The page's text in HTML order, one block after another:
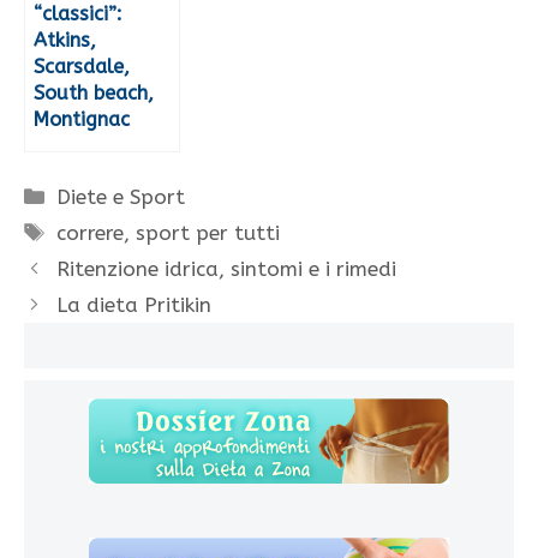
“classici”:
Atkins,
Scarsdale,
South beach,
Montignac
Categorie
Diete e Sport
Tag
correre,sport per tutti
Ritenzione idrica, sintomi e i rimedi
La dieta Pritikin